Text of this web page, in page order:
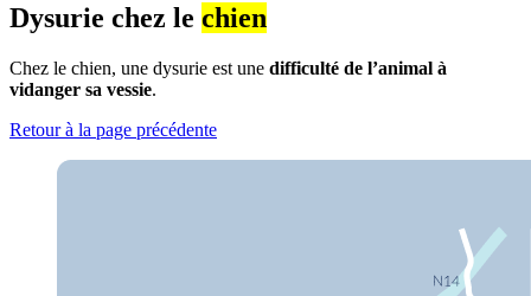
Dysurie chez le chien
Chez le chien, une dysurie est une difficulté de l’animal à
vidanger sa vessie.
Retour à la page précédente